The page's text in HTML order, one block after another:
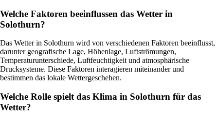
Welche Faktoren beeinflussen das Wetter in
Solothurn?
Das Wetter in Solothurn wird von verschiedenen Faktoren beeinflusst,
darunter geografische Lage, Höhenlage, Luftströmungen,
Temperaturunterschiede, Luftfeuchtigkeit und atmosphärische
Drucksysteme. Diese Faktoren interagieren miteinander und
bestimmen das lokale Wettergeschehen.
Welche Rolle spielt das Klima in Solothurn für das
Wetter?